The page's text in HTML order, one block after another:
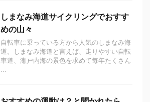
しまなみ海道サイクリングでおすす
めの山々
自転車に乗っている方から人気のしまなみ海
道。しまなみ海道と言えば、走りやすい自転
車道、瀬戸内海の景色を求めて毎年たくさん